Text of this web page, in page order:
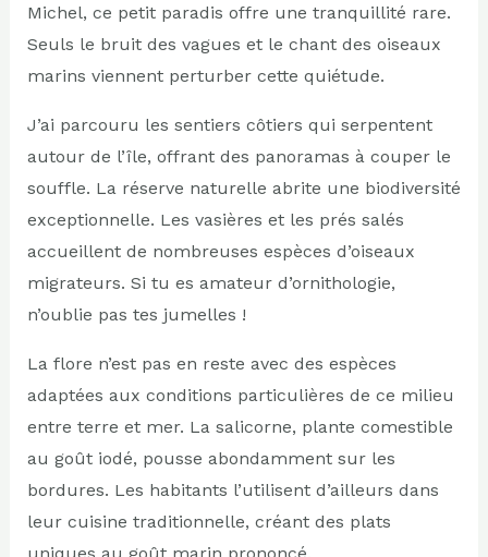
Michel, ce petit paradis offre une tranquillité rare.
Seuls le bruit des vagues et le chant des oiseaux
marins viennent perturber cette quiétude.
J’ai parcouru les sentiers côtiers qui serpentent
autour de l’île, offrant des panoramas à couper le
souffle. La réserve naturelle abrite une biodiversité
exceptionnelle. Les vasières et les prés salés
accueillent de nombreuses espèces d’oiseaux
migrateurs. Si tu es amateur d’ornithologie,
n’oublie pas tes jumelles !
La flore n’est pas en reste avec des espèces
adaptées aux conditions particulières de ce milieu
entre terre et mer. La salicorne, plante comestible
au goût iodé, pousse abondamment sur les
bordures. Les habitants l’utilisent d’ailleurs dans
leur cuisine traditionnelle, créant des plats
uniques au goût marin prononcé.